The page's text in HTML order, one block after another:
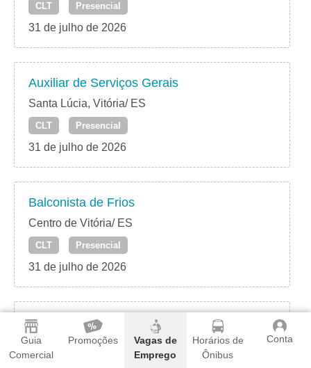
Guia
Comercial
Promoções
Vagas de
Emprego
Horários de
Ônibus
Conta
CLT Presencial
31 de julho de 2026
Auxiliar de Serviços Gerais
Santa Lúcia, Vitória/ ES
CLT Presencial
31 de julho de 2026
Balconista de Frios
Centro de Vitória/ ES
CLT Presencial
31 de julho de 2026
Instrutor de Mergulho
Vitória/ ES